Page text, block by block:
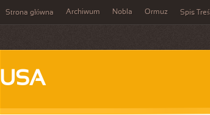
Strona główna Archiwum Nobla Ormuz Spis
USA